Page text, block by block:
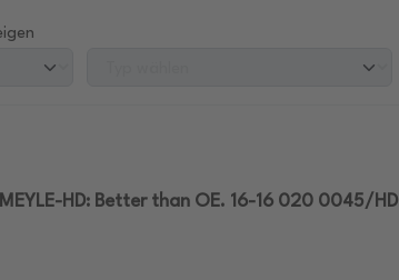
HD: Better than OE. 16-16 020 0045/HD